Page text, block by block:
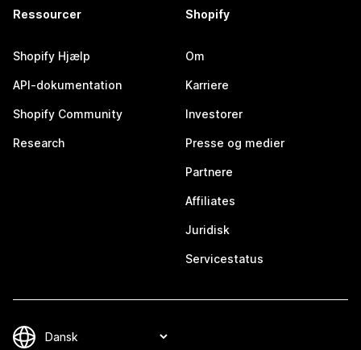
Ressourcer
Shopify Hjælp
API-dokumentation
Shopify Community
Research
Shopify
Om
Karriere
Investorer
Presse og medier
Partnere
Affiliates
Juridisk
Servicestatus